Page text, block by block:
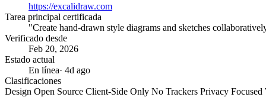
https://excalidraw.com
Tarea principal certificada
"Create hand-drawn style diagrams and sketches
Verificado desde
Feb 20, 2026
Estado actual
En línea· 4d ago
Clasificaciones
Design Open Source Client-Side Only No Trackers Privacy Focused